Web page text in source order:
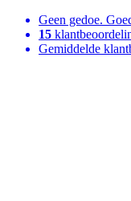
Geen gedoe.
15
Gemiddelde